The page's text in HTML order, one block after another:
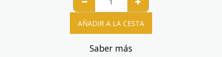
AÑADIR A LA CESTA
Saber más